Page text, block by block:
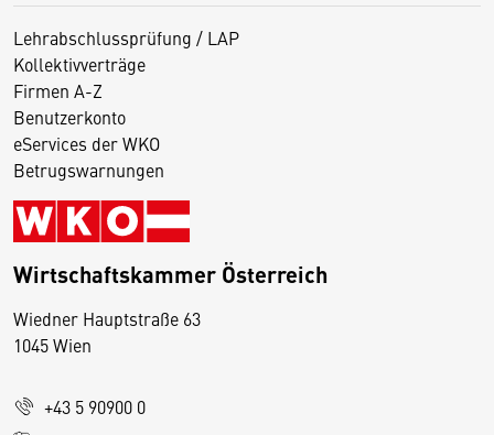
Lehrabschlussprüfung / LAP
Kollektivverträge
Firmen A-Z
Benutzerkonto
eServices der WKO
Betrugswarnungen
Wirtschaftskammer Österreich
Wiedner Hauptstraße 63
1045 Wien
+43 5 90900 0
D
s